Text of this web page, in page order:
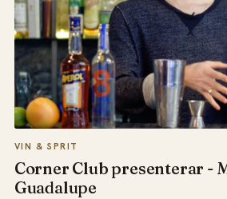
VIN & SPRIT
Corner Club presenterar -
Guadalupe